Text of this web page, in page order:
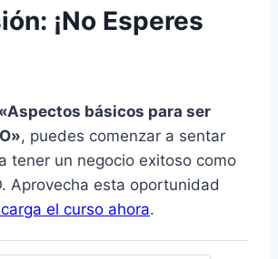
¡No Esperes
básicos para ser
, puedes comenzar a sentar
tener un negocio exitoso como
Aprovecha esta oportunidad
el curso ahora.